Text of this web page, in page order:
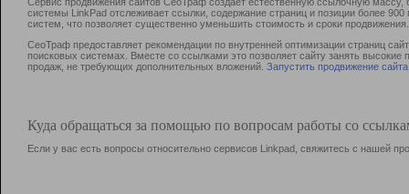
Сервис продвижения сайтов СеоТраф создает естественную ссылочную
системы LinkPad отслеживает ссылки, содержание страниц и позиции более
систем, что позволяет существенно уменьшить стоимость и сроки продвижения.
СеоТраф предоставляет рекомендации по внутренней оптимизации страниц
поисковых системах. Вместе со ссылками это позволяет сайту занять
продаж, не требующих дополнительных вложений. Запустить продвижение сайта
Куда обращаться за помощью по вопросам работы со
Если у вас есть вопросы относительно сервисов Linkpad, свяжитесь с нашей